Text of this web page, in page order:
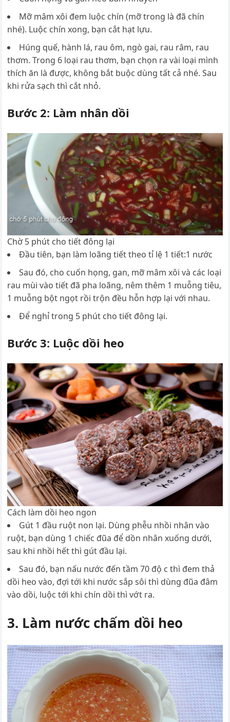
Mỡ mâm xôi đem luộc chín (mỡ trong là đã chín
nhé). Luộc chín xong, bạn cắt hạt lựu.
Húng quế, hành lá, rau ôm, ngò gai, rau râm, rau
thơm. Trong 6 loại rau thơm, bạn chọn ra vài loại mình
thích ăn là được, không bắt buộc dùng tất cả nhé. Sau
khi rửa sạch thì cắt nhỏ.
Bước 2: Làm nhân dồi
Chờ 5 phút cho tiết đông lại
Đầu tiên, bạn làm loãng tiết theo tỉ lệ 1 tiết:1 nước
Sau đó, cho cuốn họng, gan, mỡ mâm xôi và các loại
rau mùi vào tiết đã pha loãng, nêm thêm 1 muỗng tiêu,
1 muỗng bột ngọt rồi trộn đều hỗn hợp lại với nhau.
Để nghỉ trong 5 phút cho tiết đông lại.
Bước 3: Luộc dồi heo
Cách làm dồi heo ngon
Gút 1 đầu ruột non lại. Dùng phễu nhồi nhân vào
ruột, bạn dùng 1 chiếc đũa để dồn nhân xuống dưới,
sau khi nhồi hết thì gút đầu lại.
Sau đó, bạn nấu nước đến tầm 70 độ c thì đem thả
dồi heo vào, đợi tới khi nước sắp sôi thì dùng đũa đâm
vào dồi, luộc tới khi chín dồi thì vớt ra.
3. Làm nước chấm dồi heo